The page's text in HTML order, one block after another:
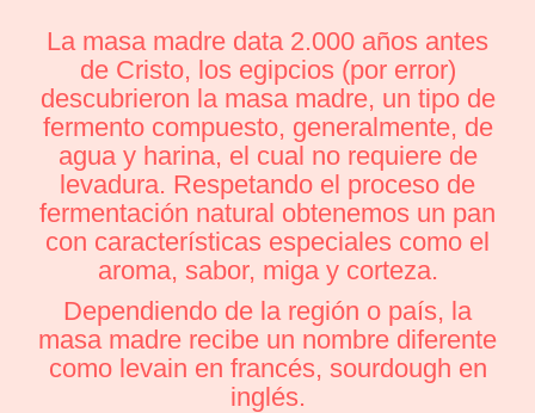
La masa madre data 2.000 años antes
de Cristo, los egipcios (por error)
descubrieron la masa madre, un tipo de
fermento compuesto, generalmente, de
agua y harina, el cual no requiere de
levadura. Respetando el proceso de
fermentación natural obtenemos un pan
con características especiales como el
aroma, sabor, miga y corteza.
Dependiendo de la región o país, la
masa madre recibe un nombre diferente
como levain en francés, sourdough en
inglés.